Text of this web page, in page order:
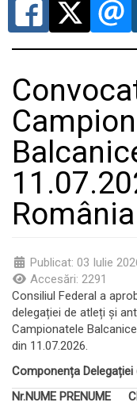
România
Publicat: 03 Iulie
Accesări: 2291
Consiliul Federal a
delegației de atleți și
Campionatele
din 11.07.2026.
Componența Delegației
Nr.NUME PRENUME